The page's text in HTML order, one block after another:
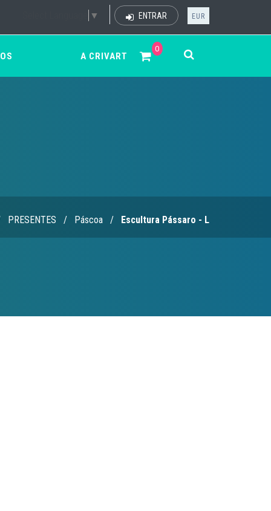
▼ ENTRAR EUR
0
A CRIVART
PRESENTES / Páscoa / Escultura Pássaro - L